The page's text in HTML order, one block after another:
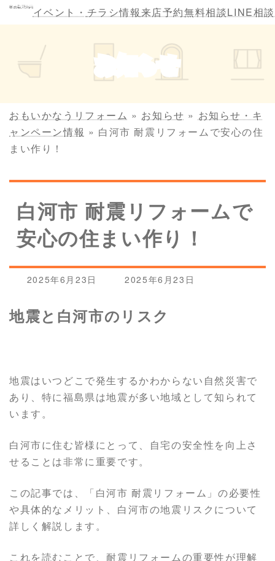
コ
ン
ッ
プ
ナ
ビ
移
動
イベント・ チラシ情報来店予約無料相談LINE相談
お知らせ
おもいかなうリフォーム » お知らせ » お知らせ・キ
ャンペーン情報 » 白河市 耐震リフォームで安心の住
まい作り！
白河市 耐震リフォームで
安心の住まい作り！
2025年6月23日
最
新
2025年6月23日
地震と白河市のリスク
地震はいつどこで発生するかわからない自然災害で
あり、特に福島県は地震が多い地域として知られて
います。
白河市に住む皆様にとって、自宅の安全性を向上さ
せることは非常に重要です。
この記事では、「白河市 耐震リフォーム」の必要性
や具体的なメリット、白河市の地震リスクについて
詳しく解説します。
これを読むことで、耐震リフォームの重要性が理解